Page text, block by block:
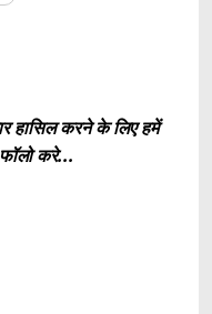
करने के लिए हमें
करे...